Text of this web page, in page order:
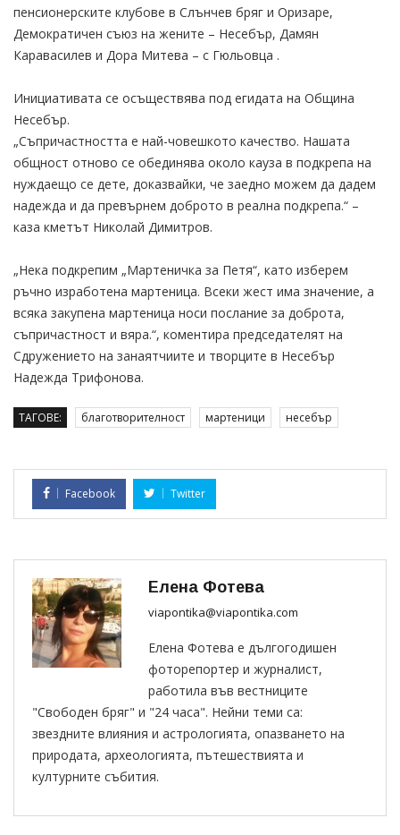
пенсионерските клубове в Слънчев бряг и Оризаре,
Демократичен съюз на жените – Несебър, Дамян
Каравасилев и Дора Митева – с Гюльовца .
Инициативата се осъществява под егидата на Община
Несебър.
„Съпричастността е най-човешкото качество. Нашата
общност отново се обединява около кауза в подкрепа на
нуждаещо се дете, доказвайки, че заедно можем да дадем
надежда и да превърнем доброто в реална подкрепа.“ –
каза кметът Николай Димитров.
„Нека подкрепим „Мартеничка за Петя“, като изберем
ръчно изработена мартеница. Всеки жест има значение, а
всяка закупена мартеница носи послание за доброта,
съпричастност и вяра.“, коментира председателят на
Сдружението на занаятчиите и творците в Несебър
Надежда Трифонова.
ТАГОВЕ: благотворителност мартеници несебър
Facebook Twitter
Елена Фотева
viapontika@viapontika.com
Елена Фотева е дългогодишен
фоторепортер и журналист,
работила във вестниците
"Свободен бряг" и "24 часа". Нейни теми са:
звездните влияния и астрологията, опазването на
природата, археологията, пътешествията и
културните събития.